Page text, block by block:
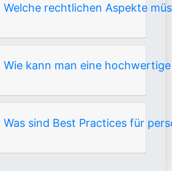
Welche rechtlichen Aspekte
Wie kann man eine
Was sind Best Practices für